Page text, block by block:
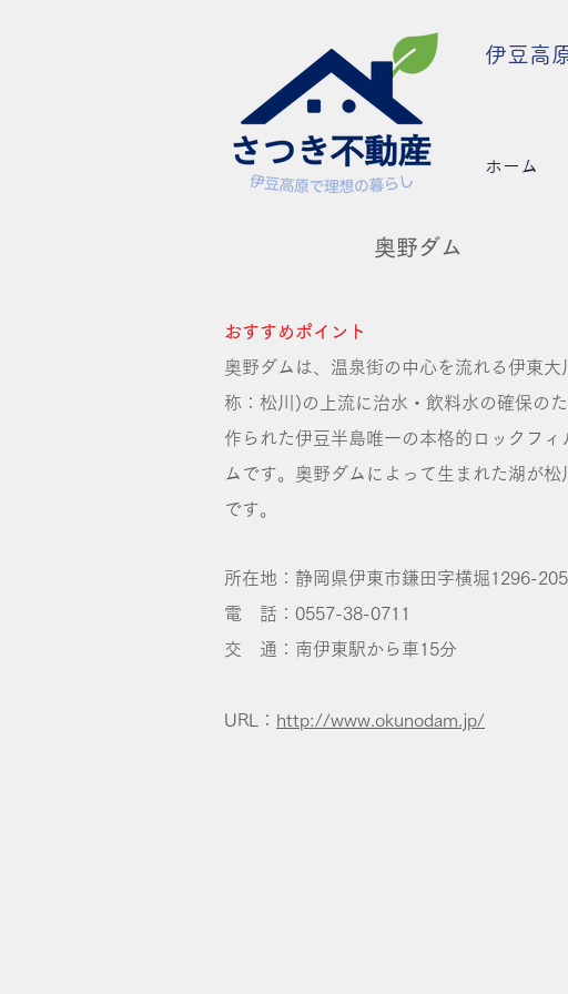
伊豆高
ホーム
奥野ダム
おすすめポイント
奥野ダムは、温泉街の中心を流れる伊東大
称：松川)の上流に治水・飲料水の確保の
作られた伊豆半島唯一の本格的ロックフィ
ムです。奥野ダムによって生まれた湖が松
です。
所在地：静岡県伊東市鎌田字横堀1296-205
電 話：0557-38-0711
交 通：南伊東駅から車15分
URL： http://www.okunodam.jp/